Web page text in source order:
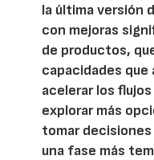
la última versión
con mejoras
de productos,
capacidades que
acelerar los
explorar más
tomar
una fase más